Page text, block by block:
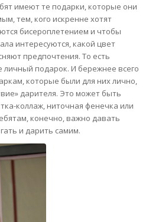
имеют те подарки, которые они
тем, кого искренне хотят
бисероплетением и чтобы
интересуются, какой цвет
предпочтения. То есть
личный подарок. И бережнее всего
которые были для них лично,
дарителя. Это может быть
коллаж, ниточная фенечка или
конечно, важно давать
и дарить самим.